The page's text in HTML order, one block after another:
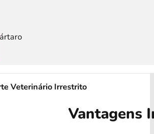
Veterinário Irrestrito
Vantagens